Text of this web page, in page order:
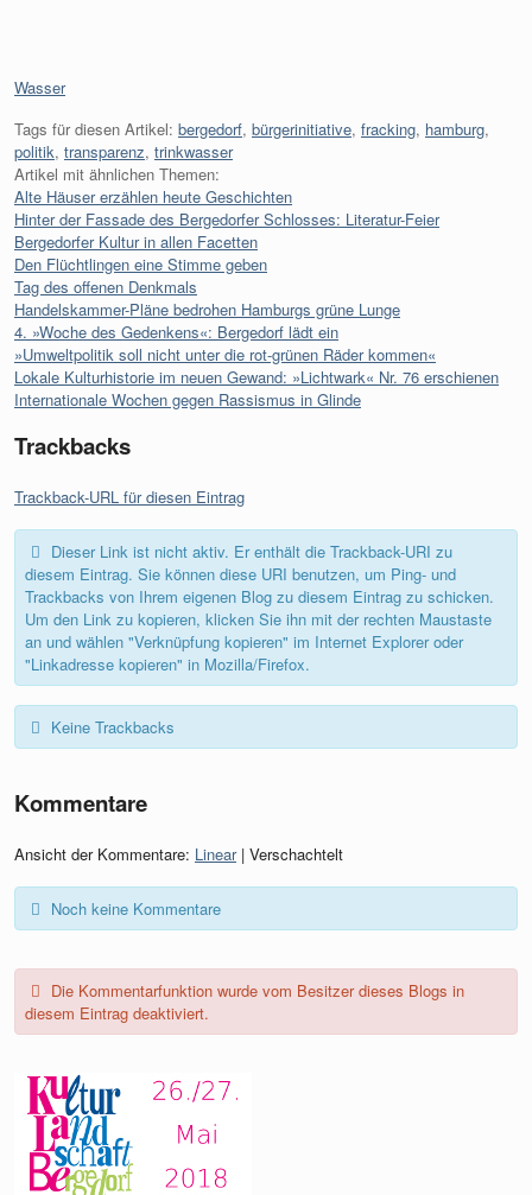
Kategorien:
Wasser
Tags für diesen Artikel: bergedorf, bürgerinitiative, fracking, hamburg,
politik, transparenz, trinkwasser
Artikel mit ähnlichen Themen:
Alte Häuser erzählen heute Geschichten
Hinter der Fassade des Bergedorfer Schlosses: Literatur-Feier
Bergedorfer Kultur in allen Facetten
Den Flüchtlingen eine Stimme geben
Tag des offenen Denkmals
Handelskammer-Pläne bedrohen Hamburgs grüne Lunge
4. »Woche des Gedenkens«: Bergedorf lädt ein
»Umweltpolitik soll nicht unter die rot-grünen Räder kommen«
Lokale Kulturhistorie im neuen Gewand: »Lichtwark« Nr. 76 erschienen
Internationale Wochen gegen Rassismus in Glinde
Trackbacks
Trackback-URL für diesen Eintrag
Dieser Link ist nicht aktiv. Er enthält die Trackback-URI zu
diesem Eintrag. Sie können diese URI benutzen, um Ping- und
Trackbacks von Ihrem eigenen Blog zu diesem Eintrag zu schicken.
Um den Link zu kopieren, klicken Sie ihn mit der rechten Maustaste
an und wählen "Verknüpfung kopieren" im Internet Explorer oder
"Linkadresse kopieren" in Mozilla/Firefox.
Keine Trackbacks
Kommentare
Ansicht der Kommentare: Linear| Verschachtelt
Noch keine Kommentare
Die Kommentarfunktion wurde vom Besitzer dieses Blogs in
diesem Eintrag deaktiviert.